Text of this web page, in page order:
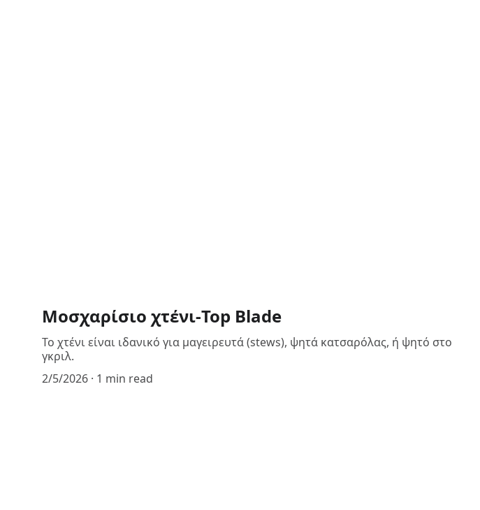
Μοσχαρίσιο χτένι-Top Blade
Το χτένι είναι ιδανικό για μαγειρευτά (stews), ψητά κατσαρόλας, ή ψητό στο
γκριλ.
2/5/2026 1 min read